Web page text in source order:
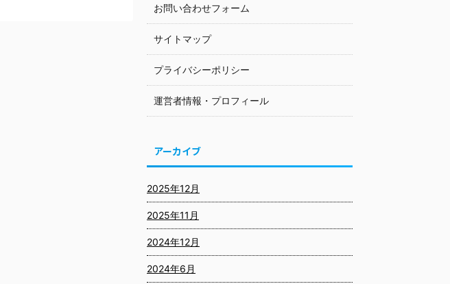
お問い合わせフォーム
サイトマップ
プライバシーポリシー
運営者情報・プロフィール
アーカイブ
2025年12月
2025年11月
2024年12月
2024年6月